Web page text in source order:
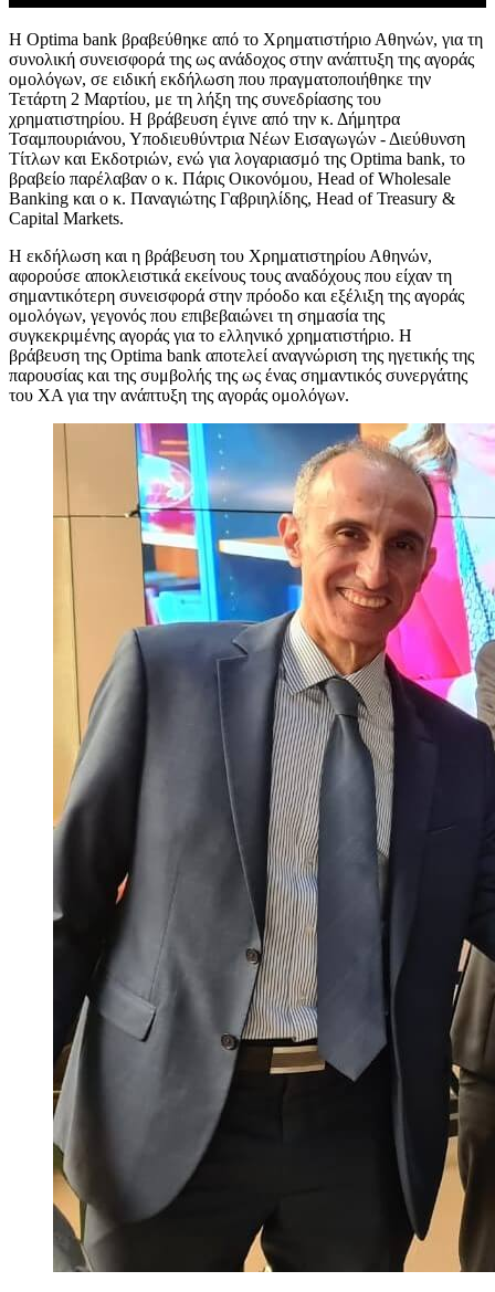
Η Optima bank βραβεύθηκε από το Χρηματιστήριο Αθηνών, για τη
συνολική συνεισφορά της ως ανάδοχος στην ανάπτυξη της αγοράς
ομολόγων, σε ειδική εκδήλωση που πραγματοποιήθηκε την
Τετάρτη 2 Μαρτίου, με τη λήξη της συνεδρίασης του
χρηματιστηρίου. Η βράβευση έγινε από την κ. Δήμητρα
Τσαμπουριάνου, Υποδιευθύντρια Νέων Εισαγωγών - Διεύθυνση
Τίτλων και Εκδοτριών, ενώ για λογαριασμό της Optima bank, το
βραβείο παρέλαβαν ο κ. Πάρις Οικονόμου, Head of Wholesale
Banking και ο κ. Παναγιώτης Γαβριηλίδης, Head of Treasury &
Capital Markets.
Η εκδήλωση και η βράβευση του Χρηματιστηρίου Αθηνών,
αφορούσε αποκλειστικά εκείνους τους αναδόχους που είχαν τη
σημαντικότερη συνεισφορά στην πρόοδο και εξέλιξη της αγοράς
ομολόγων, γεγονός που επιβεβαιώνει τη σημασία της
συγκεκριμένης αγοράς για το ελληνικό χρηματιστήριο. Η
βράβευση της Optima bank αποτελεί αναγνώριση της ηγετικής της
παρουσίας και της συμβολής της ως ένας σημαντικός συνεργάτης
του ΧΑ για την ανάπτυξη της αγοράς ομολόγων.